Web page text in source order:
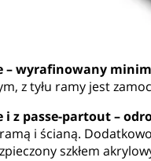
– wyrafinowany
z tyłu ramy jest
z passe-partout –
i ścianą.
szkłem